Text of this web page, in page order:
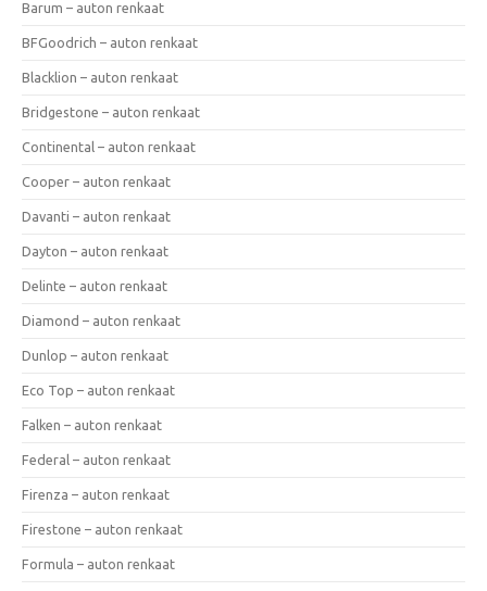
Barum – auton renkaat
BFGoodrich – auton renkaat
Blacklion – auton renkaat
Bridgestone – auton renkaat
Continental – auton renkaat
Cooper – auton renkaat
Davanti – auton renkaat
Dayton – auton renkaat
Delinte – auton renkaat
Diamond – auton renkaat
Dunlop – auton renkaat
Eco Top – auton renkaat
Falken – auton renkaat
Federal – auton renkaat
Firenza – auton renkaat
Firestone – auton renkaat
Formula – auton renkaat